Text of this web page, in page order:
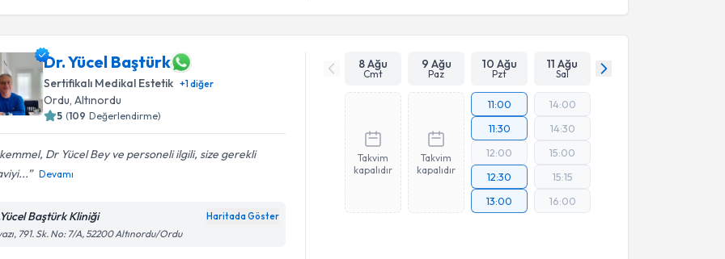
Dr. Yücel Baştürk
Sertifikalı Medikal Estetik +1diğer
Ordu ,Altınordu
5 (109 Değerlendirme)
Dr Yücel Bey ve personeli ilgili, size gerekli
Devamı
Baştürk Kliniği Haritada Göster
791. Sk. No: 7/A, 52200 Altınordu/Ordu
8 Ağu
Cmt
9 Ağu
Paz
10 Ağu
Pzt
11 Ağu
Sal
Takvim
kapalıdır
Takvim
kapalıdır
11:00
11:30
12:00
12:30
13:00
14:00
14:30
15:00
15:15
16:00